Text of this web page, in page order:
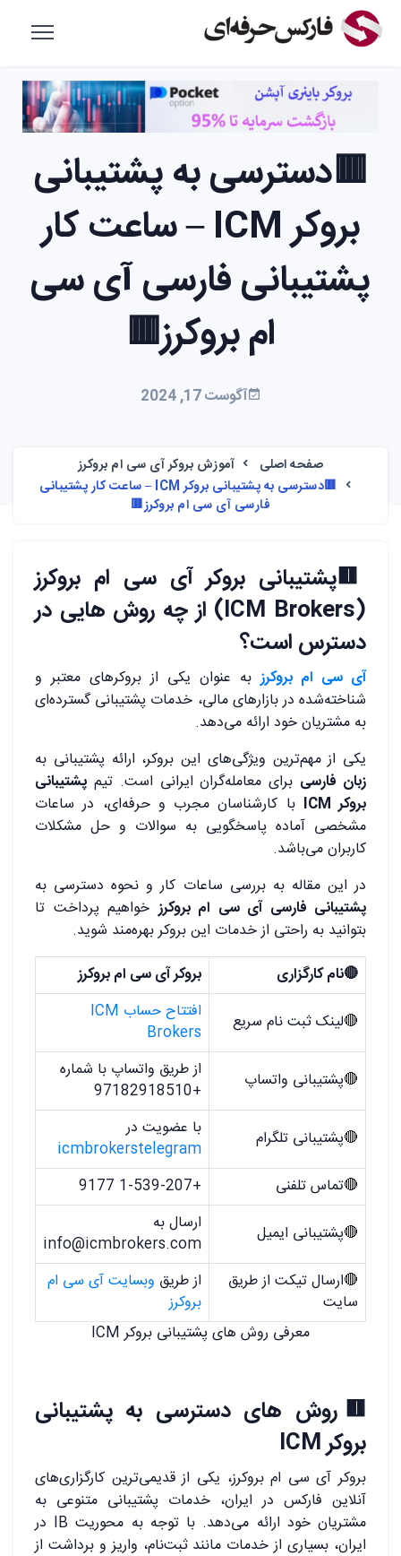
🟥دسترسی به پشتیبانی
بروکر ICM – ساعت کار
پشتیبانی فارسی آی سی
ام بروکرز🟥
آگوست 17, 2024
صفحه اصلی
آموزش بروکر آی سی ام بروکرز
🟥دسترسی به پشتیبانی بروکر ICM – ساعت کار پشتیبانی
فارسی آی سی ام بروکرز🟥
🟥پشتیبانی بروکر آی سی ام بروکرز
(ICM Brokers) از چه روش هایی در
دسترس است؟
آی سی ام بروکرزبه عنوان یکی از بروکرهای معتبر و
شناخته‌شده در بازارهای مالی، خدمات پشتیبانی گسترده‌ای
به مشتریان خود ارائه می‌دهد.
یکی از مهم‌ترین ویژگی‌های این بروکر، ارائه پشتیبانی به
زبان فارسی برای معامله‌گران ایرانی است. تیم پشتیبانی
بروکر ICM
با کارشناسان مجرب و حرفه‌ای، در ساعات
مشخصی آماده پاسخگویی به سوالات و حل مشکلات
کاربران می‌باشد.
در این مقاله به بررسی ساعات کار و نحوه دسترسی به
پشتیبانی فارسی آی سی ام بروکرزخواهیم پرداخت تا
بتوانید به راحتی از خدمات این بروکر بهره‌مند شوید.
🔴نام کارگزاری
بروکر آی سی ام بروکرز
🔴لینک ثبت نام سریع
افتتاح حساب ICM
Brokers
🔴پشتیبانی واتساپ
از طریق واتساپ با شماره
+97182918510
🔴پشتیبانی تلگرام
با عضویت در
icmbrokerstelegram
🔴تماس تلفنی
+1-539-207 9177
🔴پشتیبانی ایمیل
ارسال به
info@icmbrokers.com
🔴ارسال تیکت از طریق
سایت
از طریق وبسایت آی سی ام
بروکرز
معرفی روش های پشتیبانی بروکر ICM
🟥روش های دسترسی به پشتیبانی
بروکر ICM
بروکر آی سی ام بروکرز، یکی از قدیمی‌ترین کارگزاری‌های
آنلاین فارکس در ایران، خدمات پشتیبانی متنوعی به
مشتریان خود ارائه می‌دهد. با توجه به محوریت IB در
ایران، بسیاری از خدمات مانند ثبت‌نام، واریز و برداشت از